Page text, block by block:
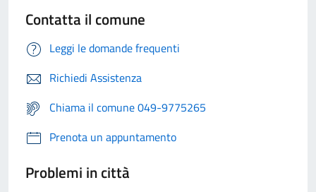
Contatta il comune
Leggi le domande frequenti
Richiedi Assistenza
Chiama il comune 049-9775265
Prenota un appuntamento
Problemi in città